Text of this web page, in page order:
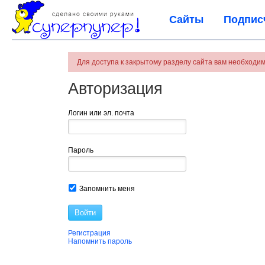
Сайты
Для доступа к закрытому разделу сайта вам
Авторизация
Логин или эл. почта
Пароль
Запомнить меня
Войти
Регистрация
Напомнить пароль